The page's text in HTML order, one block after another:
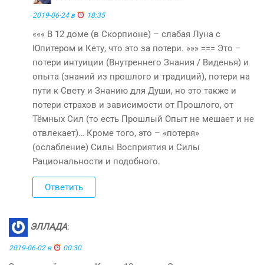
2019-06-24 в 18:35
««« В 12 доме (в Скорпионе) – слабая Луна с
Юпитером и Кету, что это за потери. »»» === Это –
потери интуиции (Внутреннего Знания / Виденья) и
опыта (знаний из прошлого и традиций), потери на
пути к Свету и Знанию для Души, но это также и
потери страхов и зависимости от Прошлого, от
Тёмных Сил (то есть Прошлый Опыт не мешает и не
отвлекает)… Кроме того, это – «потеря»
(ослабление) Силы Восприятия и Силы
Рациональности и подобного.
Ответить
ЭЛЛАДА:
2019-06-02 в 00:30